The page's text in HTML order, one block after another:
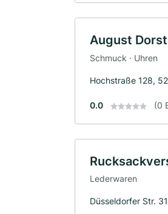
August
Schmuck · Uhren
Hochstraße 128,
0.0 (0
Lederwaren
Düsseldorfer Str.